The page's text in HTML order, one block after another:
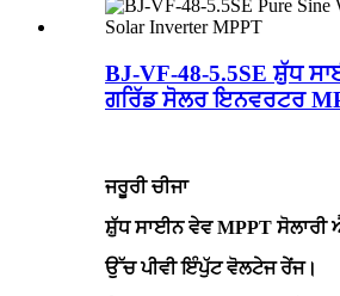
BJ-VF-48-5.5SE ਸ਼ੁੱਧ
ਗਰਿੱਡ ਸੋਲਰ ਇਨਵਰਟਰ
ਜਰੂਰੀ ਚੀਜਾ
ਸ਼ੁੱਧ ਸਾਈਨ ਵੇਵ MPPT ਸੋਲਾਰੀ
ਉੱਚ ਪੀਵੀ ਇੰਪੁੱਟ ਵੋਲਟੇਜ ਰੇਂਜ।